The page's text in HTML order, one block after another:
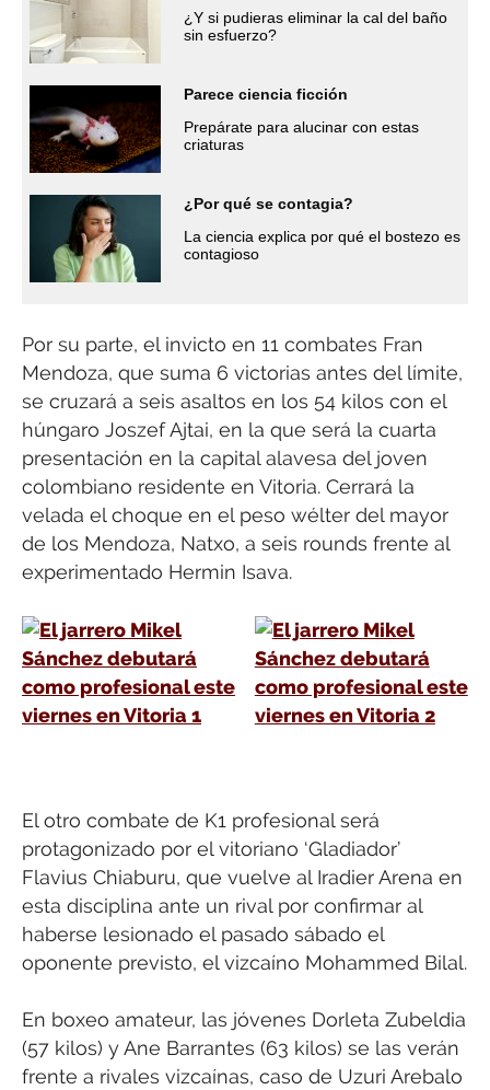
¿Y si pudieras eliminar la cal del baño
sin esfuerzo?
Parece ciencia ficción
Prepárate para alucinar con estas
criaturas
¿Por qué se contagia?
La ciencia explica por qué el bostezo es
contagioso
Por su parte, el invicto en 11 combates Fran
Mendoza, que suma 6 victorias antes del límite,
se cruzará a seis asaltos en los 54 kilos con el
húngaro Joszef Ajtai, en la que será la cuarta
presentación en la capital alavesa del joven
colombiano residente en Vitoria. Cerrará la
velada el choque en el peso wélter del mayor
de los Mendoza, Natxo, a seis rounds frente al
experimentado Hermin Isava.
El otro combate de K1 profesional será
protagonizado por el vitoriano ‘Gladiador’
Flavius Chiaburu, que vuelve al Iradier Arena en
esta disciplina ante un rival por confirmar al
haberse lesionado el pasado sábado el
oponente previsto, el vizcaíno Mohammed Bilal.
En boxeo amateur, las jóvenes Dorleta Zubeldia
(57 kilos) y Ane Barrantes (63 kilos) se las verán
frente a rivales vizcaínas, caso de Uzuri Arebalo